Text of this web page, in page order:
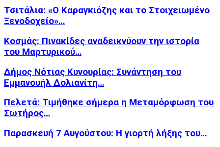
Τσιτάλια: «Ο Καραγκιόζης και το Στοιχειωμένο
Ξενοδοχείο»…
Κοσμάς: Πινακίδες αναδεικνύουν την ιστορία
του Μαρτυρικού…
Δήμος Νότιας Κυνουρίας: Συνάντηση του
Εμμανουήλ Δολιανίτη…
Πελετά: Τιμήθηκε σήμερα η Μεταμόρφωση του
Σωτήρος…
Παρασκευή 7 Αυγούστου: Η γιορτή λήξης του…